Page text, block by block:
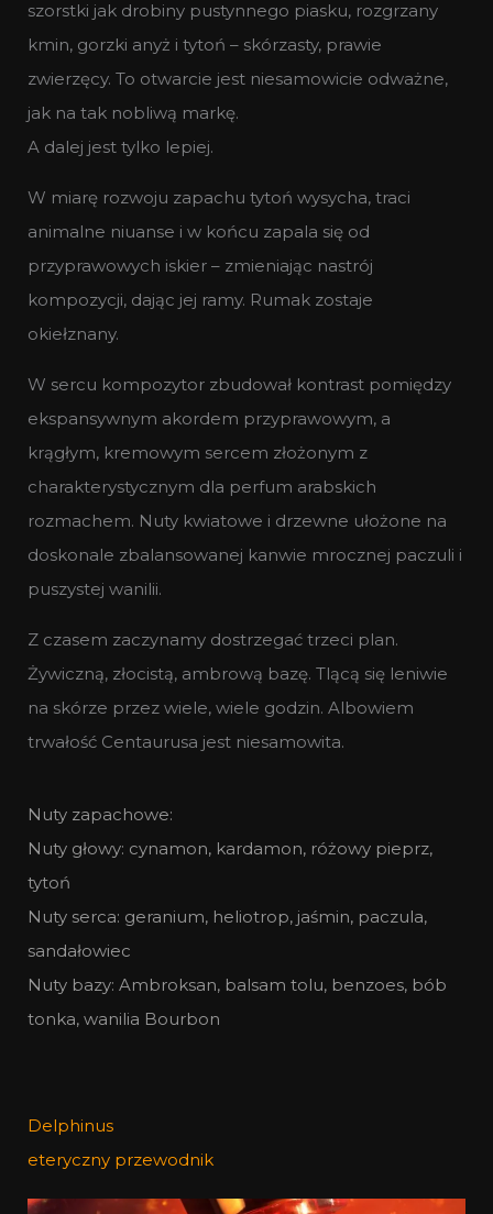
szorstki jak drobiny pustynnego piasku, rozgrzany
kmin, gorzki anyż i tytoń – skórzasty, prawie
zwierzęcy. To otwarcie jest niesamowicie odważne,
jak na tak nobliwą markę.
A dalej jest tylko lepiej.
W miarę rozwoju zapachu tytoń wysycha, traci
animalne niuanse i w końcu zapala się od
przyprawowych iskier – zmieniając nastrój
kompozycji, dając jej ramy. Rumak zostaje
okiełznany.
W sercu kompozytor zbudował kontrast pomiędzy
ekspansywnym akordem przyprawowym, a
krągłym, kremowym sercem złożonym z
charakterystycznym dla perfum arabskich
rozmachem. Nuty kwiatowe i drzewne ułożone na
doskonale zbalansowanej kanwie mrocznej paczuli i
puszystej wanilii.
Z czasem zaczynamy dostrzegać trzeci plan.
Żywiczną, złocistą, ambrową bazę. Tlącą się leniwie
na skórze przez wiele, wiele godzin. Albowiem
trwałość Centaurusa jest niesamowita.
Nuty zapachowe:
Nuty głowy: cynamon, kardamon, różowy pieprz,
tytoń
Nuty serca: geranium, heliotrop, jaśmin, paczula,
sandałowiec
Nuty bazy: Ambroksan, balsam tolu, benzoes, bób
tonka, wanilia Bourbon
Delphinus
eteryczny przewodnik